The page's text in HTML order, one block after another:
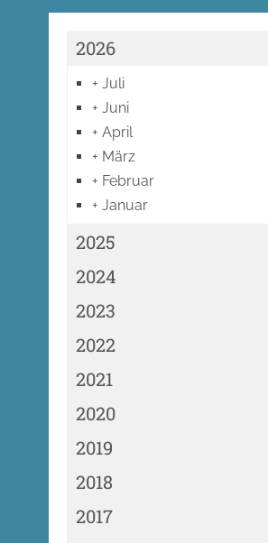
2026
+ Juli
+ Juni
+ April
+ März
+ Februar
+ Januar
2025
2024
2023
2022
2021
2020
2019
2018
2017